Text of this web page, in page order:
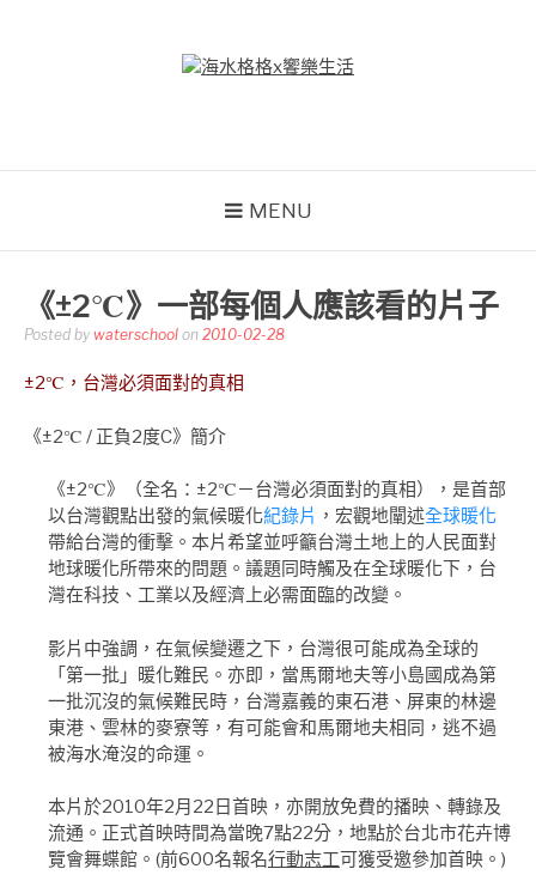
MENU
《±2℃》一部每個人應該看的片子
Posted by waterschool on 2010-02-28
±2℃，台灣必須面對的真相
《±2℃ / 正負2度C》簡介
《±2℃》（全名：±2℃－台灣必須面對的真相），是首部
以台灣觀點出發的氣候暖化紀錄片 ，宏觀地闡述全球暖化
帶給台灣的衝擊。本片希望並呼籲台灣土地上的人民面對
地球暖化所帶來的問題。議題同時觸及在全球暖化下，台
灣在科技、工業以及經濟上必需面臨的改變。
影片中強調，在氣候變遷之下，台灣很可能成為全球的
「第一批」暖化難民。亦即，當馬爾地夫等小島國成為第
一批沉沒的氣候難民時，台灣嘉義的東石港、屏東的林邊
東港、雲林的麥寮等，有可能會和馬爾地夫相同，逃不過
被海水淹沒的命運。
本片於2010年2月22日首映，亦開放免費的播映、轉錄及
流通。正式首映時間為當晚7點22分，地點於台北市花卉博
覽會舞蝶館。(前600名報名行動志工可獲受邀參加首映。)